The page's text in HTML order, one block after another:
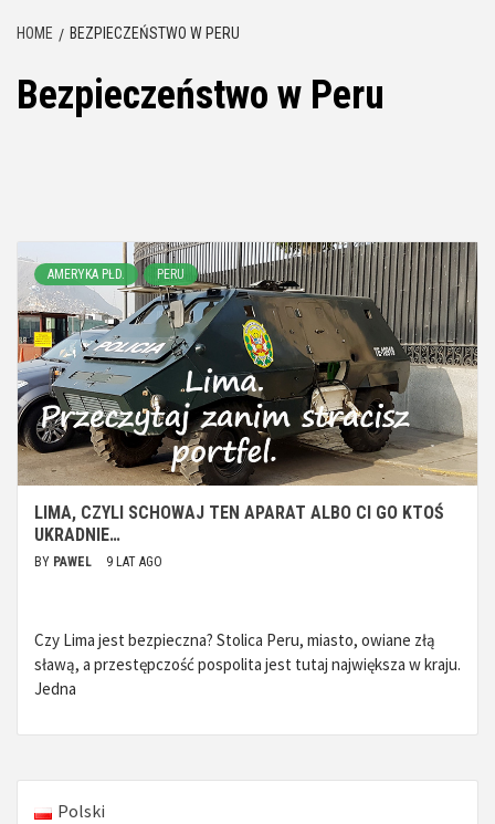
HOME BEZPIECZEŃSTWO W PERU
Bezpieczeństwo w Peru
AMERYKA PŁD. PERU
LIMA, CZYLI SCHOWAJ TEN APARAT ALBO CI GO KTOŚ
UKRADNIE…
BY PAWEL 9 LAT AGO
Czy Lima jest bezpieczna? Stolica Peru, miasto, owiane złą
sławą, a przestępczość pospolita jest tutaj największa w kraju.
Jedna
Polski